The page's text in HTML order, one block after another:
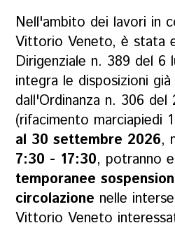
Nell'ambito dei lavori in
Vittorio Veneto, è stata
Dirigenziale n. 389 del 6
integra le disposizioni
dall'Ordinanza n. 306 del
(rifacimento marciapiedi
al 30 settembre 2026,
7:30 - 17:30, potranno
temporanee
circolazione nelle
Vittorio Veneto